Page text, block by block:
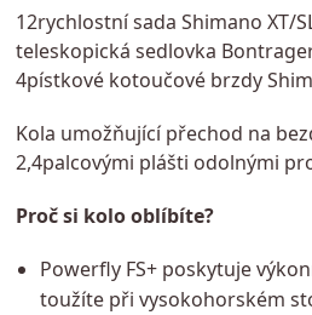
12rychlostní sada Shimano XT/
teleskopická sedlovka
4pístkové kotoučové brzdy
Kola umožňující přechod na
2,4palcovými plášti odolnými
Proč si kolo oblíbíte?
Powerfly FS+ poskytuje
toužíte při vysokohorském